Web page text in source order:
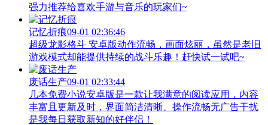
强力推荐给喜欢手游与音乐的玩家们~
记忆折痕09-01 02:36:46
超级龙影格斗 安卓版动作流畅，画面炫丽，虽然是老旧
游戏模式却能提供持续的战斗乐趣！赶快试一试吧~
废话生产09-01 02:33:44
几本免费小说安卓版是一款让我满意的阅读应用，内容
丰富且更新及时，界面简洁清晰、操作流畅无广告干扰
是我每日获取新知的好伴侣！